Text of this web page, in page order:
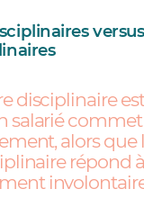
disciplinaire
salarié
alors que
répond